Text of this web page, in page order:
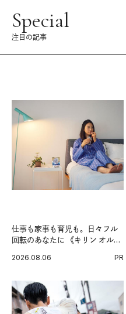
Special
注目の記事
仕事も家事も育児も。日々フル
回転のあなたに 《キリン オルニ
2026.08.06 PR